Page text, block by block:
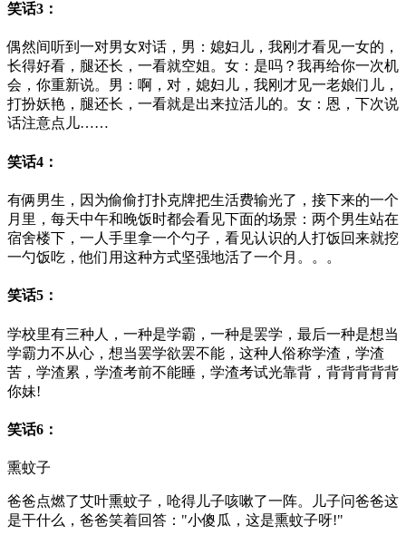
笑话3：
偶然间听到一对男女对话，男：媳妇儿，我刚才看见一女的，
长得好看，腿还长，一看就空姐。女：是吗？我再给你一次机
会，你重新说。男：啊，对，媳妇儿，我刚才见一老娘们儿，
打扮妖艳，腿还长，一看就是出来拉活儿的。女：恩，下次说
话注意点儿……
笑话4：
有俩男生，因为偷偷打扑克牌把生活费输光了，接下来的一个
月里，每天中午和晚饭时都会看见下面的场景：两个男生站在
宿舍楼下，一人手里拿一个勺子，看见认识的人打饭回来就挖
一勺饭吃，他们用这种方式坚强地活了一个月。。。
笑话5：
学校里有三种人，一种是学霸，一种是罢学，最后一种是想当
学霸力不从心，想当罢学欲罢不能，这种人俗称学渣，学渣
苦，学渣累，学渣考前不能睡，学渣考试光靠背，背背背背背
你妹!
笑话6：
熏蚊子
爸爸点燃了艾叶熏蚊子，呛得儿子咳嗽了一阵。儿子问爸爸这
是干什么，爸爸笑着回答："小傻瓜，这是熏蚊子呀!"